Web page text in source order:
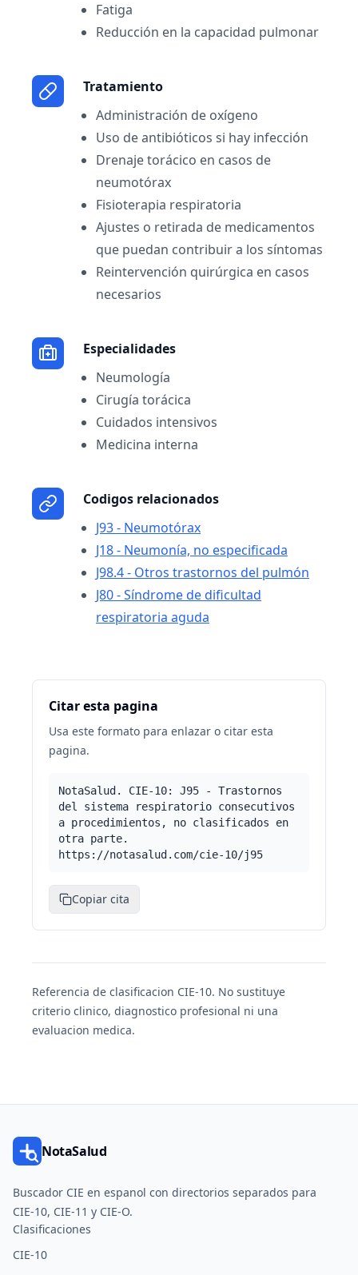
Fatiga
Reducción en la capacidad pulmonar
Tratamiento
Administración de oxígeno
Uso de antibióticos si hay infección
Drenaje torácico en casos de
neumotórax
Fisioterapia respiratoria
Ajustes o retirada de medicamentos
que puedan contribuir a los síntomas
Reintervención quirúrgica en casos
necesarios
Especialidades
Neumología
Cirugía torácica
Cuidados intensivos
Medicina interna
Codigos relacionados
J93 - Neumotórax
J18 - Neumonía, no especificada
J98.4 - Otros trastornos del pulmón
J80 - Síndrome de dificultad
respiratoria aguda
Citar esta pagina
Usa este formato para enlazar o citar esta
pagina.
NotaSalud. CIE-10: J95 - Trastornos
del sistema respiratorio consecutivos
a procedimientos, no clasificados en
otra parte.
https://notasalud.com/cie-10/j95
Copiar cita
Referencia de clasificacion CIE-10. No sustituye
criterio clinico, diagnostico profesional ni una
evaluacion medica.
NotaSalud
Buscador CIE en espanol con directorios separados para
CIE-10, CIE-11 y CIE-O.
Clasificaciones
CIE-10